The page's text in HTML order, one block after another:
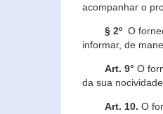
acompanhar o
§ 2º O
informar, de
Art. 9° O
da sua
Art. 10. O